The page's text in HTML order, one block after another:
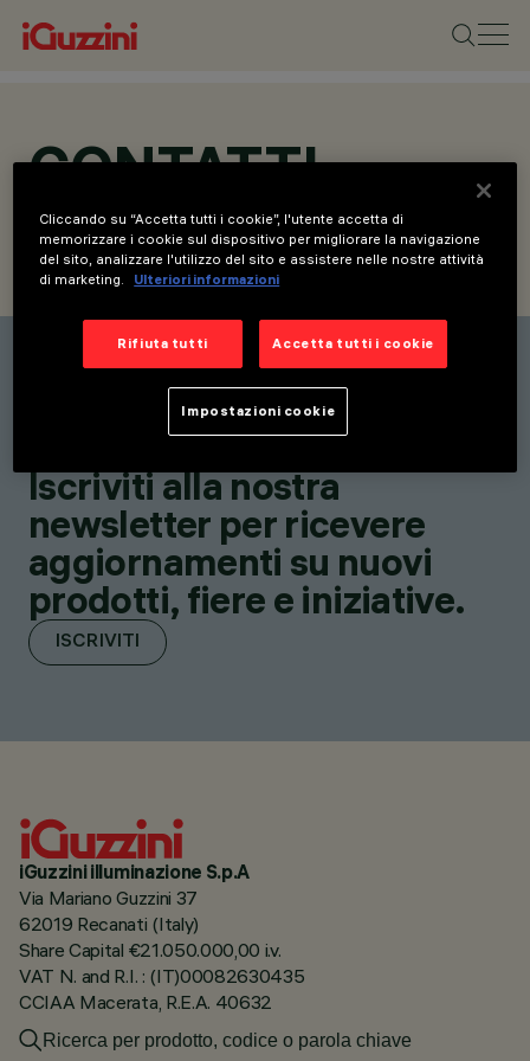
CONTATTI
CONTATTI RICHIEDI INFORMAZIONI
Elenco contatti
Rimani aggiornato sulle
nostre ultime innovazioni.
Iscriviti alla nostra
newsletter per ricevere
aggiornamenti su nuovi
prodotti, fiere e iniziative.
ISCRIVITI
iGuzzini illuminazione S.p.A
Via Mariano Guzzini 37
62019 Recanati (Italy)
Share Capital €21.050.000,00 i.v.
VAT N. and R.I. : (IT)00082630435
CCIAA Macerata, R.E.A. 40632
Cliccando su “Accetta tutti i cookie”, l'utente accetta di
memorizzare i cookie sul dispositivo per migliorare la navigazione
del sito, analizzare l'utilizzo del sito e assistere nelle nostre attività
di marketing.
Ulteriori informazioni
Rifiuta tutti Accetta tutti i cookie
Impostazioni cookie